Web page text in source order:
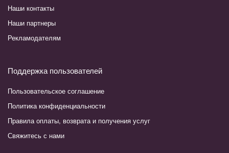
Наши контакты
Наши партнеры
Рекламодателям
Поддержка пользователей
Пользовательское соглашение
Политика конфиденциальности
Правила оплаты, возврата и получения услуг
Свяжитесь с нами